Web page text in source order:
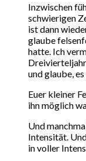
Inzwischen
schwierigen
ist dann
glaube
hatte. Ich
und glaube,
Euer kleiner
ihn möglich
Und
Intensität.
in voller